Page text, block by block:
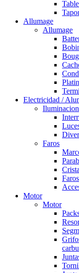
Allumage
Allumage
Electricidad /
Iluminacion
Faros
Motor
Motor